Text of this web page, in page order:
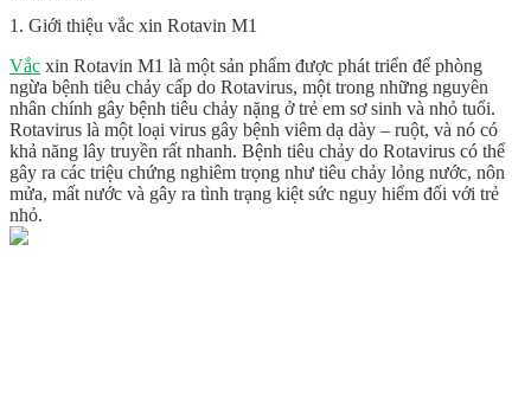
1. Giới thiệu vắc xin Rotavin M1
Vắc xin Rotavin M1 là một sản phẩm được phát triển để phòng
ngừa bệnh tiêu chảy cấp do Rotavirus, một trong những nguyên
nhân chính gây bệnh tiêu chảy nặng ở trẻ em sơ sinh và nhỏ tuổi.
Rotavirus là một loại virus gây bệnh viêm dạ dày – ruột, và nó có
khả năng lây truyền rất nhanh. Bệnh tiêu chảy do Rotavirus có thể
gây ra các triệu chứng nghiêm trọng như tiêu chảy lỏng nước, nôn
mửa, mất nước và gây ra tình trạng kiệt sức nguy hiểm đối với trẻ
nhỏ.